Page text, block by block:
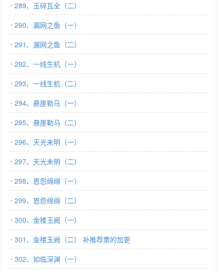
289、玉碎瓦全（二）
290、漏网之鱼（一）
291、漏网之鱼（二）
292、一线生机（一）
293、一线生机（二）
294、悬崖勒马（一）
295、悬崖勒马（二）
296、天光未明（一）
297、天光未明（二）
298、恩怨绵绵（一）
299、恩怨绵绵（二）
300、金楼玉阙（一）
301、金楼玉阙（二） 补推荐票的加更
302、如临深渊（一）